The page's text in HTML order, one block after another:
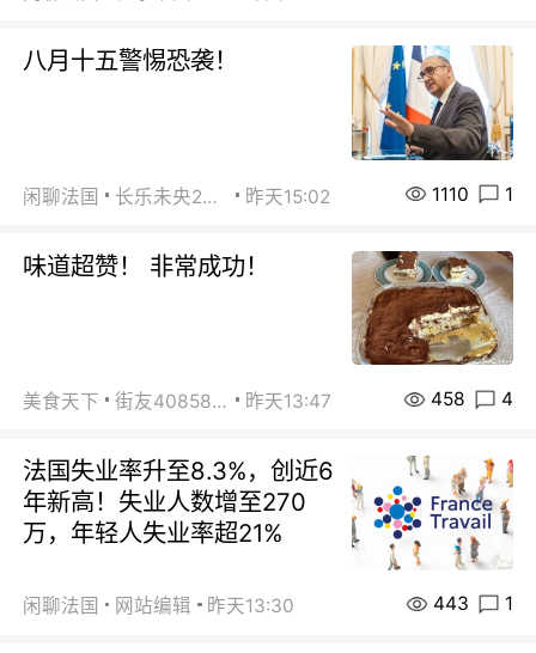
八月十五警惕恐袭！
闲聊法国 长乐未央2015 昨天15:02 1110 1
味道超赞！ 非常成功！
美食天下 街友40858442 昨天13:47 458 4
法国失业率升至8.3%，创近6
年新高！失业人数增至270
万，年轻人失业率超21%
闲聊法国 网站编辑 昨天13:30 443 1